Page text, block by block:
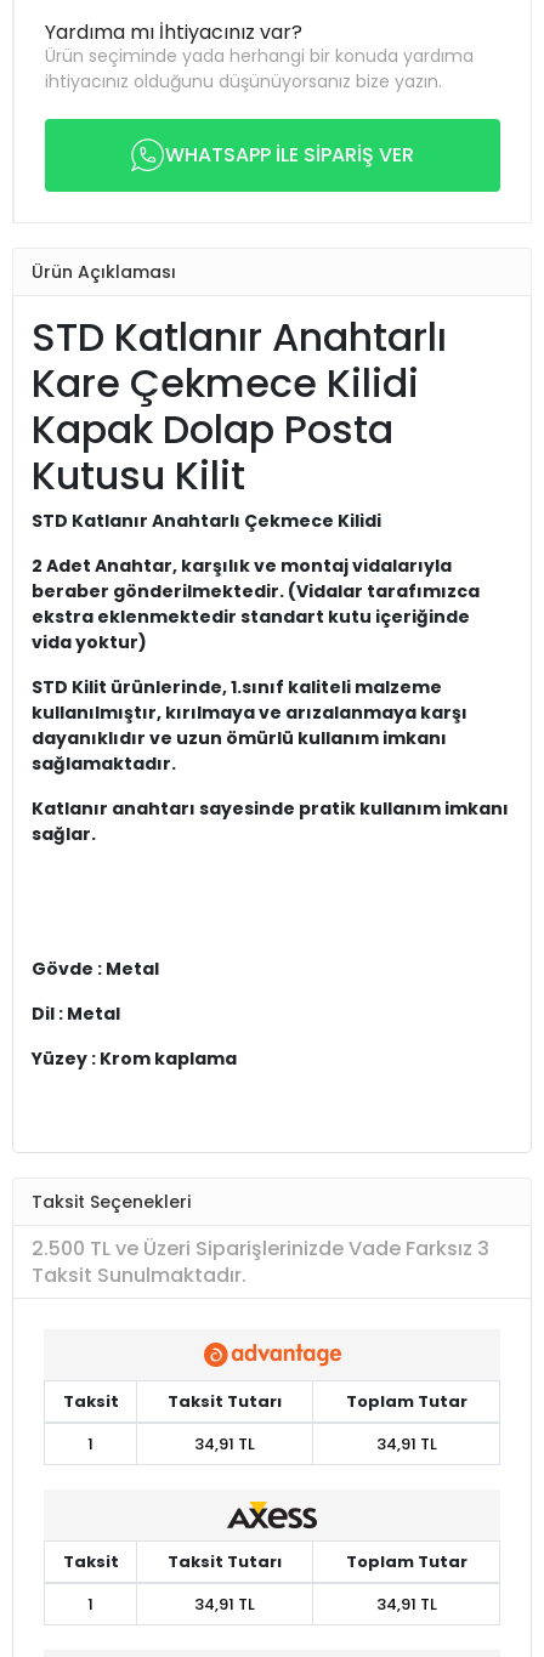
Yardıma mı İhtiyacınız var?
Ürün seçiminde yada herhangi bir konuda yardıma
ihtiyacınız olduğunu düşünüyorsanız bize yazın.
WHATSAPP İLE SİPARİŞ VER
Ürün Açıklaması
STD Katlanır Anahtarlı
Kare Çekmece Kilidi
Kapak Dolap Posta
Kutusu Kilit
STD Katlanır Anahtarlı Çekmece Kilidi
2 Adet Anahtar, karşılık ve montaj vidalarıyla
beraber gönderilmektedir. (Vidalar tarafımızca
ekstra eklenmektedir standart kutu içeriğinde
vida yoktur)
STD Kilit ürünlerinde, 1.sınıf kaliteli malzeme
kullanılmıştır, kırılmaya ve arızalanmaya karşı
dayanıklıdır ve uzun ömürlü kullanım imkanı
sağlamaktadır.
Katlanır anahtarı sayesinde pratik kullanım imkanı
sağlar.
Gövde : Metal
Dil : Metal
Yüzey : Krom kaplama
Taksit Seçenekleri
2.500 TL ve Üzeri Siparişlerinizde Vade Farksız 3
Taksit Sunulmaktadır.
Taksit Taksit Tutarı
Toplam Tutar
1
34,91 TL 34,91 TL
Taksit Taksit Tutarı
Toplam Tutar
1
34,91 TL 34,91 TL